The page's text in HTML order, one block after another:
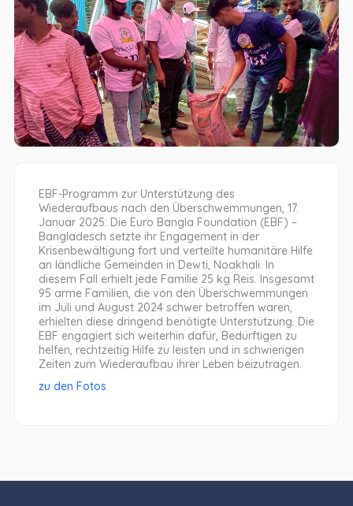
EBF-Programm zur Unterstützung des
Wiederaufbaus nach den Überschwemmungen, 17.
Januar 2025: Die Euro Bangla Foundation (EBF) –
Bangladesch setzte ihr Engagement in der
Krisenbewältigung fort und verteilte humanitäre Hilfe
an ländliche Gemeinden in Dewti, Noakhali. In
diesem Fall erhielt jede Familie 25 kg Reis. Insgesamt
95 arme Familien, die von den Überschwemmungen
im Juli und August 2024 schwer betroffen waren,
erhielten diese dringend benötigte Unterstützung. Die
EBF engagiert sich weiterhin dafür, Bedürftigen zu
helfen, rechtzeitig Hilfe zu leisten und in schwierigen
Zeiten zum Wiederaufbau ihrer Leben beizutragen.
zu den Fotos